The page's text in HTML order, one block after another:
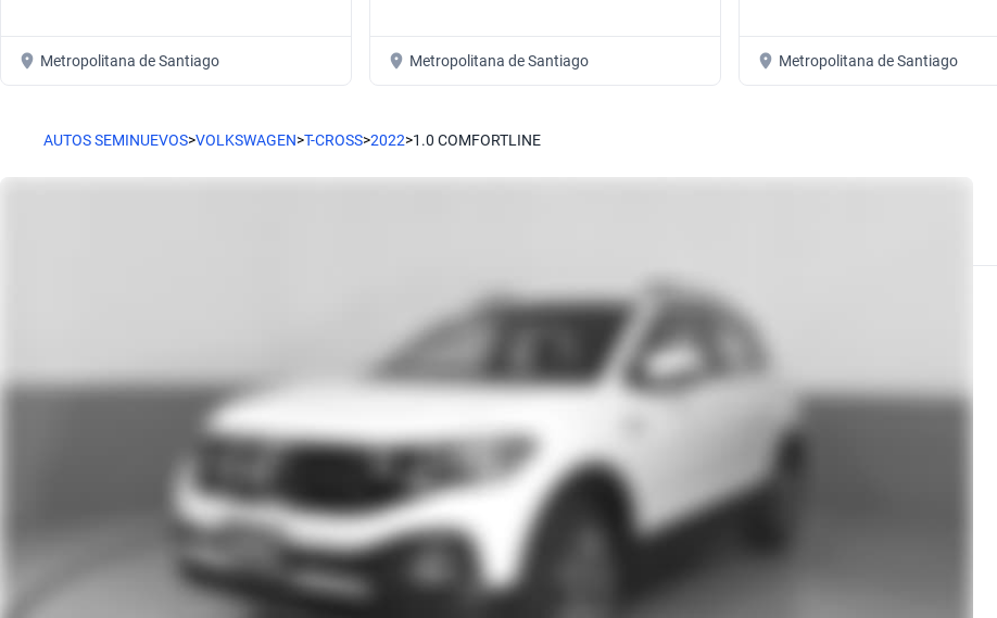
Metropolitana de Santiago Metropolitana de Santiago Metropolitana de Santiago
AUTOS SEMINUEVOS>VOLKSWAGEN>T-CROSS>2022>1.0 COMFORTLINE